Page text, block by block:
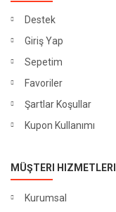
Destek
Giriş Yap
Sepetim
Favoriler
Şartlar Koşullar
Kupon Kullanımı
MÜŞTERI HIZMETLERI
Kurumsal